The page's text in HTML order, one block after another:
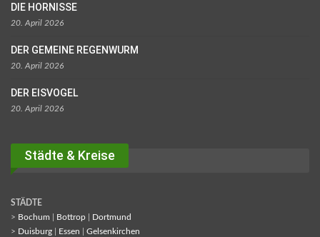
DIE HORNISSE
20. April 2026
DER GEMEINE REGENWURM
20. April 2026
DER EISVOGEL
20. April 2026
Städte & Kreise
STÄDTE
> Bochum Bottrop
Dortmund
> Duisburg Essen
Gelsenkirchen